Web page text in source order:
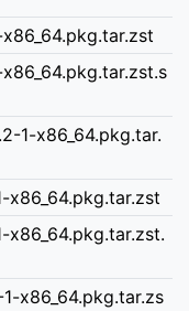
1-x86_64.pkg.tar.
x86_64.pkg.tar.zs